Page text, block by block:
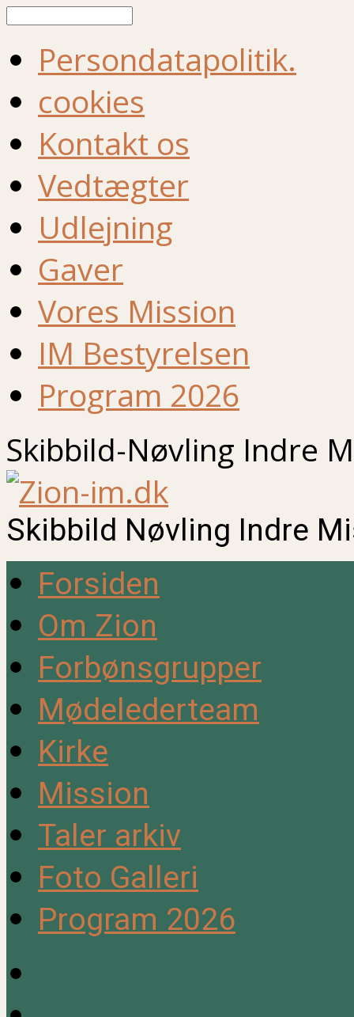
Persondatapolitik.
cookies
Kontakt os
Vedtægter
Udlejning
Gaver
Vores Mission
IM Bestyrelsen
Program 2026
Skibbild-Nøvling Indre
Skibbild Nøvling Indre
Forsiden
Om Zion
Forbønsgrupper
Mødelederteam
Kirke
Mission
Taler arkiv
Foto Galleri
Program 2026